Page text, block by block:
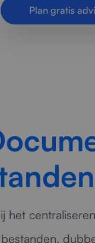
Plan gratis
het